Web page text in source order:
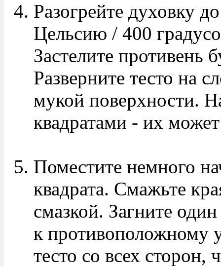
Разогрейте духовку
Цельсию / 400
Застелите противень
Разверните тесто на
мукой поверхности.
квадратами - их
Поместите немного
квадрата. Смажьте
смазкой. Загните
к противоположному
тесто со всех сторон,